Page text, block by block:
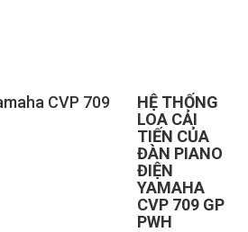
HỆ THỐNG
LOA CẢI
TIẾN CỦA
ĐÀN PIANO
ĐIỆN
YAMAHA
CVP 709 GP
PWH